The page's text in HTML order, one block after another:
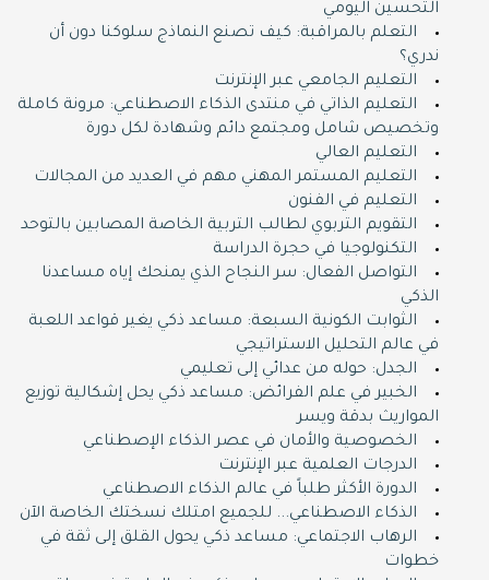
التحسين اليومي
التعلم بالمراقبة: كيف تصنع النماذج سلوكنا دون أن
ندري؟
التعليم الجامعي عبر الإنترنت
التعليم الذاتي في منتدى الذكاء الاصطناعي: مرونة كاملة
وتخصيص شامل ومجتمع دائم وشهادة لكل دورة
التعليم العالي
التعليم المستمر المهني مهم في العديد من المجالات
التعليم في الفنون
التقويم التربوي لطالب التربية الخاصة المصابين بالتوحد
التكنولوجيا في حجرة الدراسة
التواصل الفعال: سر النجاح الذي يمنحك إياه مساعدنا
الذكي
الثوابت الكونية السبعة: مساعد ذكي يغير قواعد اللعبة
في عالم التحليل الاستراتيجي
الجدل: حوله من عدائي إلى تعليمي
الخبير في علم الفرائض: مساعد ذكي يحل إشكالية توزيع
المواريث بدقة ويسر
الخصوصية والأمان في عصر الذكاء الإصطناعي
الدرجات العلمية عبر الإنترنت
الدورة اﻷكثر طلباً في عالم الذكاء الاصطناعي
الذكاء الاصطناعي... للجميع امتلك نسختك الخاصة اﻵن
الرهاب الاجتماعي: مساعد ذكي يحول القلق إلى ثقة في
خطوات